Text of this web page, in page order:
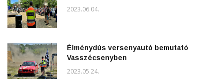
2023.06.04.
Élménydús versenyautó bemutató
Vasszécsenyben
2023.05.24.